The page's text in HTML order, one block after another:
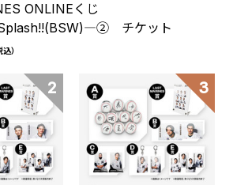
ONLINEくじ
チケット
）
2 3